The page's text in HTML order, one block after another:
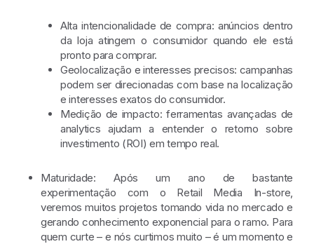
Alta intencionalidade de compra: anúncios dentro
da loja atingem o consumidor quando ele está
pronto para comprar.
Geolocalização e interesses precisos: campanhas
podem ser direcionadas com base na localização
e interesses exatos do consumidor.
Medição de impacto: ferramentas avançadas de
analytics ajudam a entender o retorno sobre
investimento (ROI) em tempo real.
Maturidade: Após um ano de bastante
experimentação com o Retail Media In-store,
veremos muitos projetos tomando vida no mercado e
gerando conhecimento exponencial para o ramo. Para
quem curte – e nós curtimos muito – é um momento e